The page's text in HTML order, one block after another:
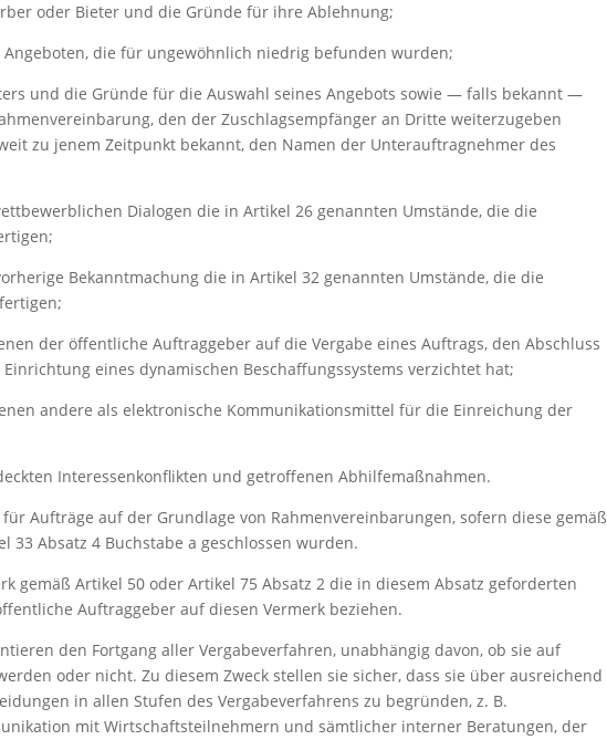
oder Bieter und die Gründe für ihre Ablehnung;
die für ungewöhnlich niedrig befunden wurden;
und die Gründe für die Auswahl seines Angebots sowie — falls bekannt —
den der Zuschlagsempfänger an Dritte weiterzugeben
zu jenem Zeitpunkt bekannt, den Namen der Unterauftragnehmer des
Dialogen die in Artikel 26 genannten Umstände, die die
Bekanntmachung die in Artikel 32 genannten Umstände, die die
der öffentliche Auftraggeber auf die Vergabe eines Auftrags, den Abschluss
eines dynamischen Beschaffungssystems verzichtet hat;
andere als elektronische Kommunikationsmittel für die Einreichung der
Interessenkonflikten und getroffenen Abhilfemaßnahmen.
Aufträge auf der Grundlage von Rahmenvereinbarungen, sofern diese gemäß
33 Absatz 4 Buchstabe a geschlossen wurden.
gemäß Artikel 50 oder Artikel 75 Absatz 2 die in diesem Absatz geforderten
Auftraggeber auf diesen Vermerk beziehen.
den Fortgang aller Vergabeverfahren, unabhängig davon, ob sie auf
oder nicht. Zu diesem Zweck stellen sie sicher, dass sie über ausreichend
in allen Stufen des Vergabeverfahrens zu begründen, z. B.
mit Wirtschaftsteilnehmern und sämtlicher interner Beratungen, der